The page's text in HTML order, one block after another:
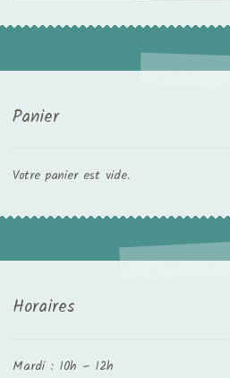
Panier
Votre panier est vide.
Horaires
Mardi : 10h – 12h